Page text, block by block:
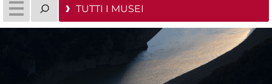
TUTTI I MUSEI